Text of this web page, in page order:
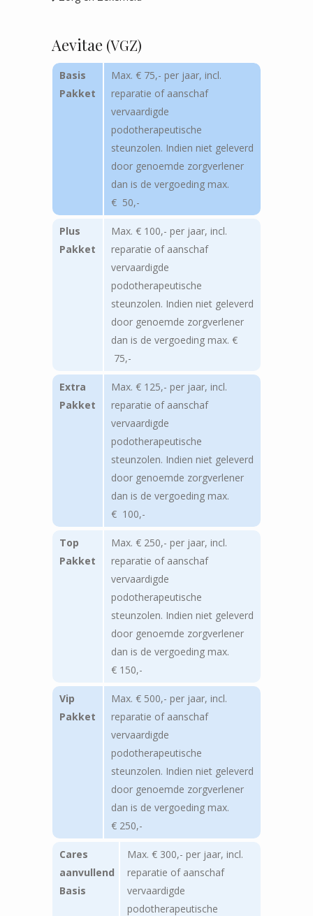
Aevitae (VGZ)
Basis
Pakket
Max. € 75,- per jaar, incl.
reparatie of aanschaf
vervaardigde
podotherapeutische
steunzolen. Indien niet geleverd
door genoemde zorgverlener
dan is de vergoeding max.
€ 50,-
Plus
Pakket
Max. € 100,- per jaar, incl.
reparatie of aanschaf
vervaardigde
podotherapeutische
steunzolen. Indien niet geleverd
door genoemde zorgverlener
dan is de vergoeding max. €
75,-
Extra
Pakket
Max. € 125,- per jaar, incl.
reparatie of aanschaf
vervaardigde
podotherapeutische
steunzolen. Indien niet geleverd
door genoemde zorgverlener
dan is de vergoeding max.
€ 100,-
Top
Pakket
Max. € 250,- per jaar, incl.
reparatie of aanschaf
vervaardigde
podotherapeutische
steunzolen. Indien niet geleverd
door genoemde zorgverlener
dan is de vergoeding max.
€ 150,-
Vip
Pakket
Max. € 500,- per jaar, incl.
reparatie of aanschaf
vervaardigde
podotherapeutische
steunzolen. Indien niet geleverd
door genoemde zorgverlener
dan is de vergoeding max.
€ 250,-
Cares
aanvullend
Basis
Max. € 300,- per jaar, incl.
reparatie of aanschaf
vervaardigde
podotherapeutische